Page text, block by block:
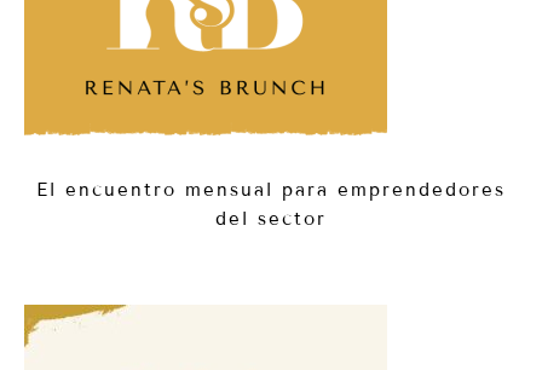
El encuentro mensual para emprendedores
del sector